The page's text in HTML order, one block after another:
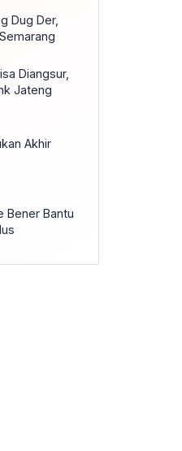
Dug Der,
Diangsur,
Jateng
Akhir
Bener Bantu